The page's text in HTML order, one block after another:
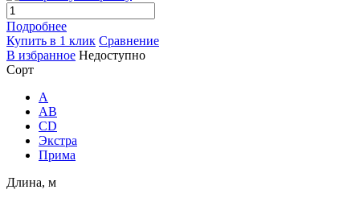
Подробнее
Купить в 1 клик Сравнение
В избранное Недоступно
Сорт
A
AB
CD
Экстра
Прима
Длина, м